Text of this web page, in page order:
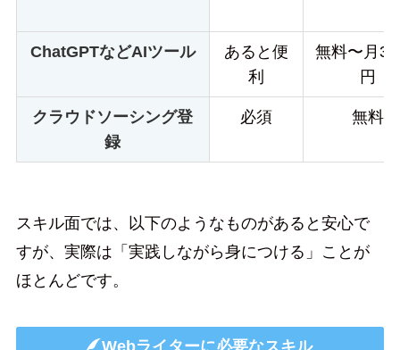
ChatGPTなどAIツール
あると便
利
無料〜月
円
クラウドソーシング登
録
必須 無料
スキル面では、以下のようなものがあると安心で
すが、実際は「実践しながら身につける」ことが
ほとんどです。
Webライターに必要なスキル